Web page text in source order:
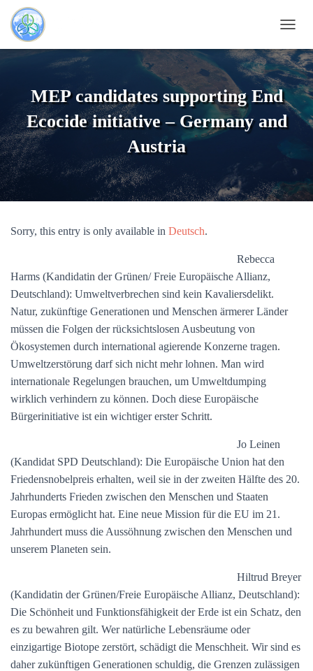
O
G
G
L
E
N
A
T
MEP candidates supporting End
Ecocide initiative – Germany and
Austria
Sorry, this entry is only available in Deutsch.
Rebecca
Harms (Kandidatin der Grünen/ Freie Europäische Allianz,
Deutschland): Umweltverbrechen sind kein Kavaliersdelikt.
Natur, zukünftige Generationen und Menschen ärmerer Länder
müssen die Folgen der rücksichtslosen Ausbeutung von
Ökosystemen durch international agierende Konzerne tragen.
Umweltzerstörung darf sich nicht mehr lohnen. Man wird
internationale Regelungen brauchen, um Umweltdumping
wirklich verhindern zu können. Doch diese Europäische
Bürgerinitiative ist ein wichtiger erster Schritt.
Jo Leinen
(Kandidat SPD Deutschland): Die Europäische Union hat den
Friedensnobelpreis erhalten, weil sie in der zweiten Hälfte des 20.
Jahrhunderts Frieden zwischen den Menschen und Staaten
Europas ermöglicht hat. Eine neue Mission für die EU im 21.
Jahrhundert muss die Aussöhnung zwischen den Menschen und
unserem Planeten sein.
Hiltrud Breyer
(Kandidatin der Grünen/Freie Europäische Allianz, Deutschland):
Die Schönheit und Funktionsfähigkeit der Erde ist ein Schatz, den
es zu bewahren gilt. Wer natürliche Lebensräume oder
einzigartige Biotope zerstört, schädigt die Menschheit. Wir sind es
daher zukünftigen Generationen schuldig, die Grenzen zulässigen